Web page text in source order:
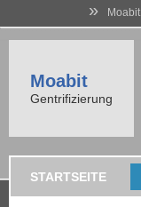
» Moabit
Moabit
Gentrifizierung
STARTSEITE